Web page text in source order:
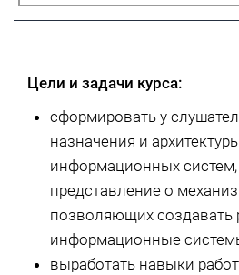
Цели и задачи курса:
сформировать у
назначения и
информационных
представление о
позволяющих создавать
информационные
выработать навыки